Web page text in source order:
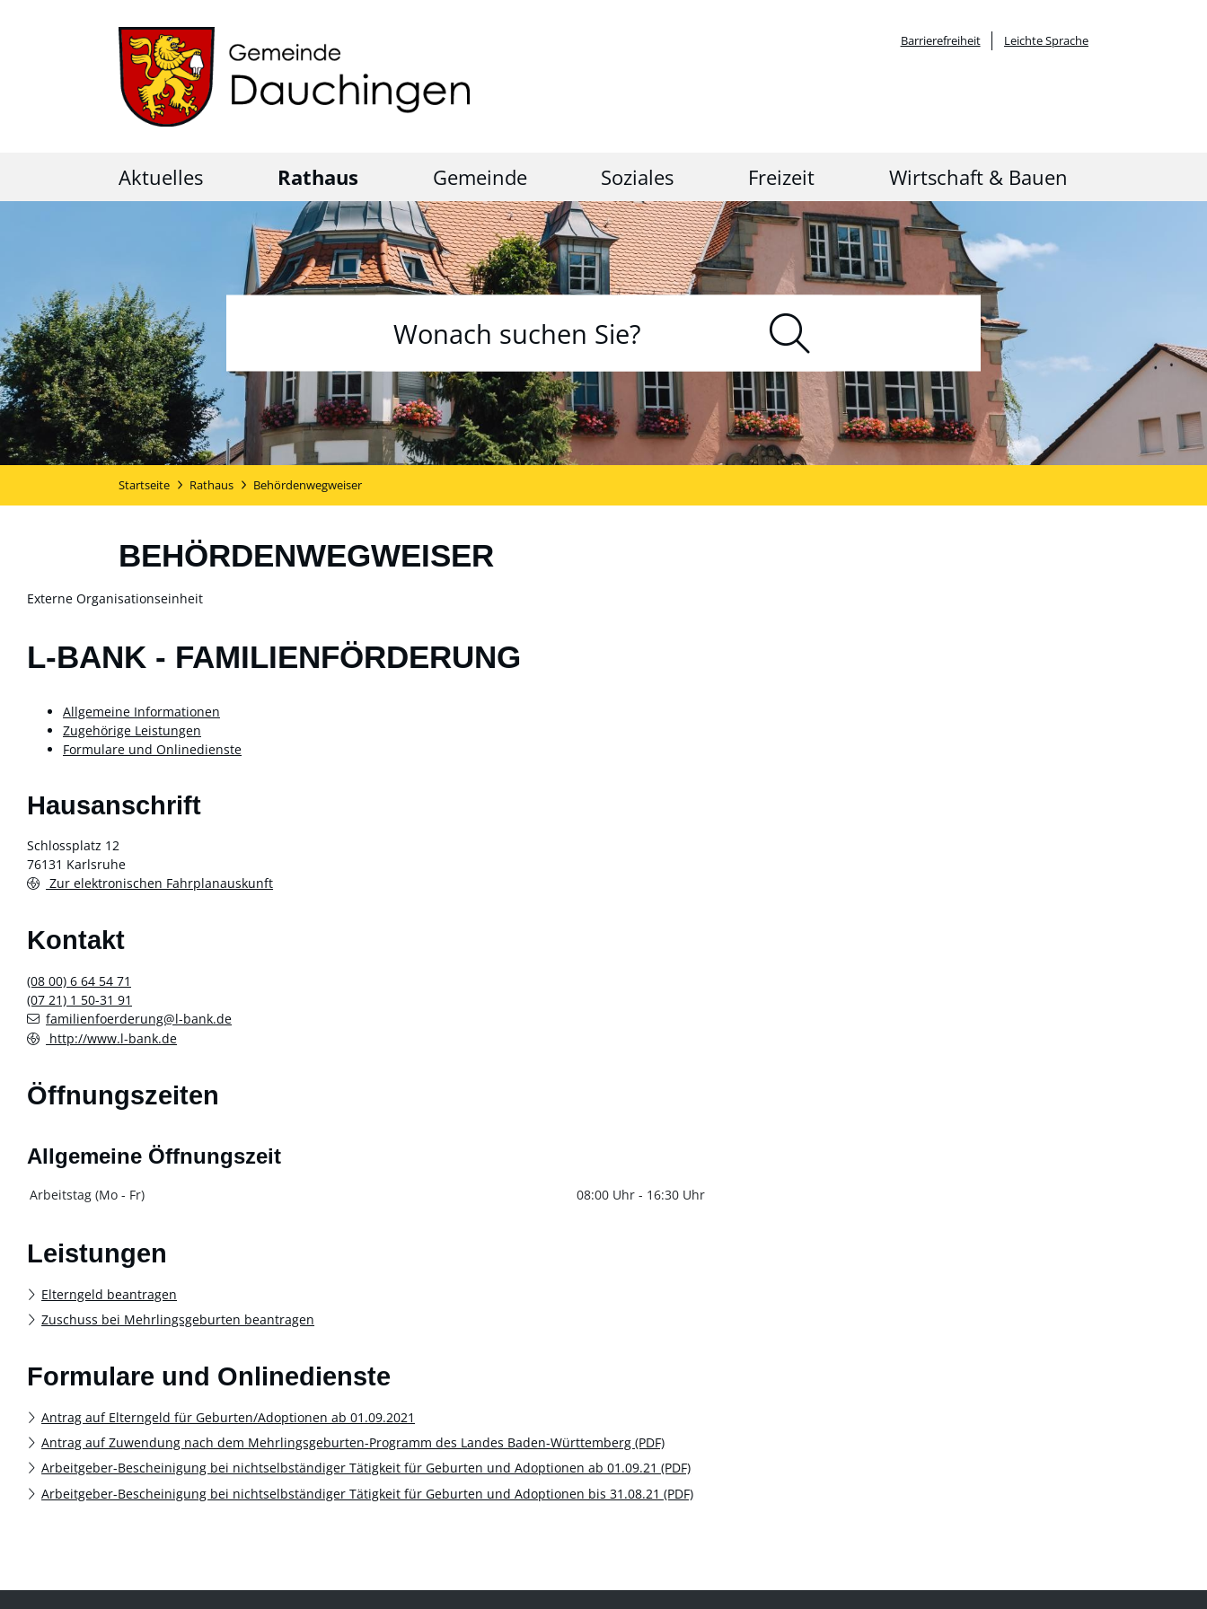
Barrierefreiheit Leichte Sprache
Aktuelles Rathaus Gemeinde Soziales Freizeit Wirtschaft & Bauen
Startseite Rathaus Behördenwegweiser
BEHÖRDENWEGWEISER
Externe Organisationseinheit
L-BANK - FAMILIENFÖRDERUNG
Allgemeine Informationen
Zugehörige Leistungen
Formulare und Onlinedienste
Hausanschrift
Schlossplatz 12
76131 Karlsruhe
Zur elektronischen Fahrplanauskunft
Kontakt
(08 00) 6 64 54 71
(07 21) 1 50-31 91
familienfoerderung@l-bank.de
http://www.l-bank.de
Öffnungszeiten
Allgemeine Öffnungszeit
Arbeitstag (Mo - Fr) 08:00 Uhr - 16:30 Uhr
Leistungen
Elterngeld beantragen
Zuschuss bei Mehrlingsgeburten beantragen
Formulare und Onlinedienste
Antrag auf Elterngeld für Geburten/Adoptionen ab 01.09.2021
Antrag auf Zuwendung nach dem Mehrlingsgeburten-Programm des Landes Baden-Württemberg (PDF)
Arbeitgeber-Bescheinigung bei nichtselbständiger Tätigkeit für Geburten und Adoptionen ab 01.09.21 (PDF)
Arbeitgeber-Bescheinigung bei nichtselbständiger Tätigkeit für Geburten und Adoptionen bis 31.08.21 (PDF)